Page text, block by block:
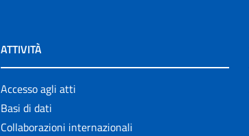
ATTIVITÀ
Accesso agli atti
Basi di dati
Collaborazioni internazionali